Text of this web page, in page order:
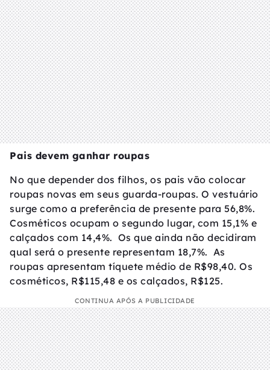
Pais devem ganhar roupas
No que depender dos filhos, os pais vão colocar
roupas novas em seus guarda-roupas. O vestuário
surge como a preferência de presente para 56,8%.
Cosméticos ocupam o segundo lugar, com 15,1% e
calçados com 14,4%. Os que ainda não decidiram
qual será o presente representam 18,7%. As
roupas apresentam tíquete médio de R$98,40. Os
cosméticos, R$115,48 e os calçados, R$125.
CONTINUA APÓS A PUBLICIDADE